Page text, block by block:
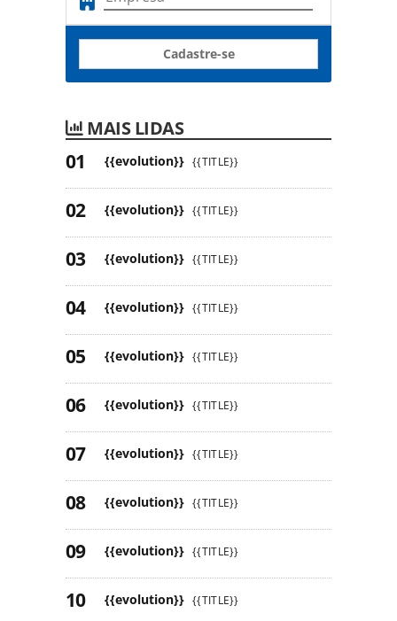
Cadastre-se
MAIS LIDAS
{{evolution}} {{TITLE}}
{{evolution}} {{TITLE}}
{{evolution}} {{TITLE}}
{{evolution}} {{TITLE}}
{{evolution}} {{TITLE}}
{{evolution}} {{TITLE}}
{{evolution}} {{TITLE}}
{{evolution}} {{TITLE}}
{{evolution}} {{TITLE}}
{{evolution}} {{TITLE}}